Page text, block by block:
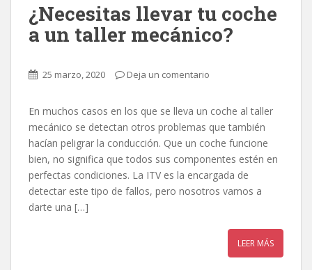
¿Necesitas llevar tu coche
a un taller mecánico?
25 marzo, 2020 Deja un comentario
En muchos casos en los que se lleva un coche al taller
mecánico se detectan otros problemas que también
hacían peligrar la conducción. Que un coche funcione
bien, no significa que todos sus componentes estén en
perfectas condiciones. La ITV es la encargada de
detectar este tipo de fallos, pero nosotros vamos a
darte una […]
LEER MÁS